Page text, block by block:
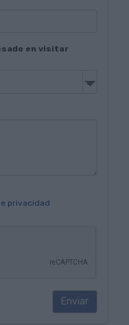
en visitar
privacidad
Enviar